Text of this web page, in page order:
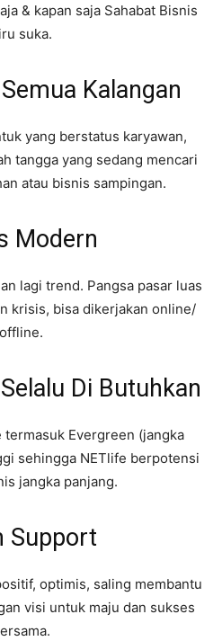
& kapan saja Sahabat Bisnis
suka.
Kalangan
yang berstatus karyawan,
tangga yang sedang mencari
atau bisnis sampingan.
Modern
lagi trend. Pangsa pasar luas
krisis, bisa dikerjakan online/
offline.
Di Butuhkan
termasuk Evergreen (jangka
sehingga NETlife berpotensi
jangka panjang.
Support
optimis, saling membantu
visi untuk maju dan sukses